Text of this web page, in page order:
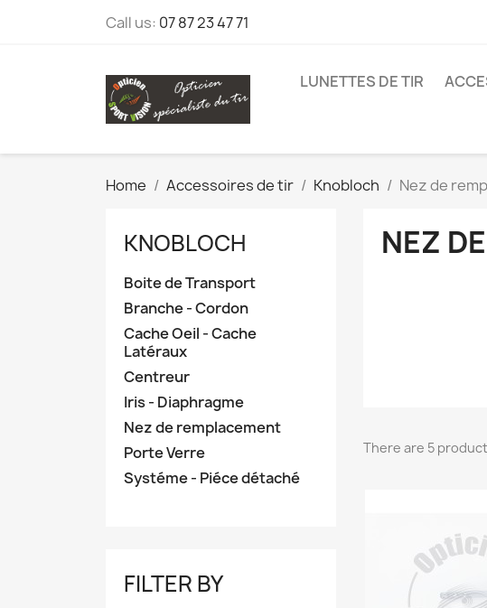
Call us: 07 87 23 47 71
LUNETTES DE TIR
Home Accessoires de tir Knobloch Nez de
KNOBLOCH
Boite de Transport
Branche - Cordon
Cache Oeil - Cache
Latéraux
Centreur
Iris - Diaphragme
Nez de remplacement
Porte Verre
Systéme - Piéce détaché
FILTER BY
NEZ
There are 5